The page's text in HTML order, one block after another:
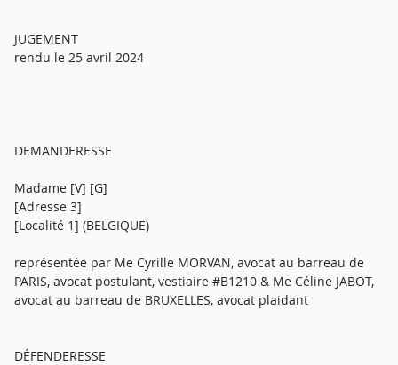
JUGEMENT
rendu le 25 avril 2024
DEMANDERESSE
Madame [V] [G]
[Adresse 3]
[Localité 1] (BELGIQUE)
représentée par Me Cyrille MORVAN, avocat au barreau de
PARIS, avocat postulant, vestiaire #B1210 & Me Céline JABOT,
avocat au barreau de BRUXELLES, avocat plaidant
DÉFENDERESSE